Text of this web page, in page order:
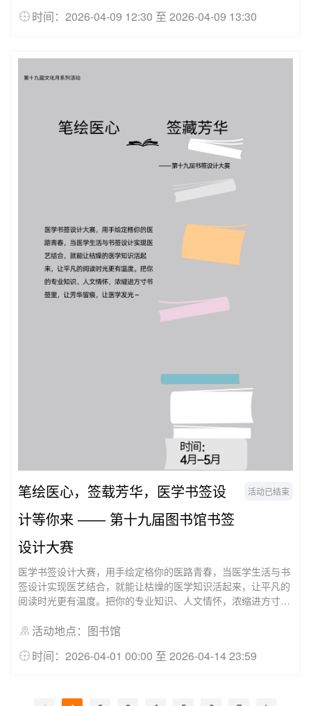
时间：2026-04-09 12:30 至 2026-04-09 13:30
活动已结束
笔绘医心，签载芳华，医学书签设
计等你来 —— 第十九届图书馆书签
设计大赛
医学书签设计大赛，用手绘定格你的医路青春，当医学生活与书
签设计实现医艺结合，就能让枯燥的医学知识活起来，让平凡的
阅读时光更有温度。把你的专业知识、人文情怀，浓缩进方寸书
活动地点：图书馆
时间：2026-04-01 00:00 至 2026-04-14 23:59